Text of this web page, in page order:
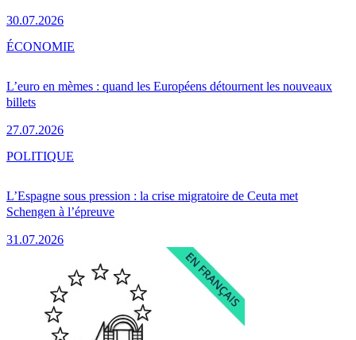
30.07.2026
L’euro en mèmes : quand les Européens détournent les nouveaux
billets
27.07.2026
ÉCONOMIE
L’Espagne sous pression : la crise migratoire de Ceuta met
Schengen à l’épreuve
31.07.2026
POLITIQUE